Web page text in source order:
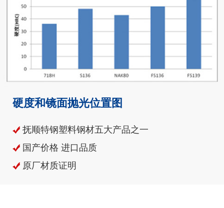
硬度和镜面抛光位置图
抚顺特钢塑料钢材五大产品之一
国产价格 进口品质
原厂材质证明